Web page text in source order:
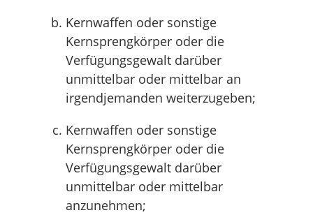
Kernwaffen oder sonstige
Kernsprengkörper oder die
Verfügungsgewalt darüber
unmittelbar oder mittelbar an
irgendjemanden weiterzugeben;
Kernwaffen oder sonstige
Kernsprengkörper oder die
Verfügungsgewalt darüber
unmittelbar oder mittelbar
anzunehmen;